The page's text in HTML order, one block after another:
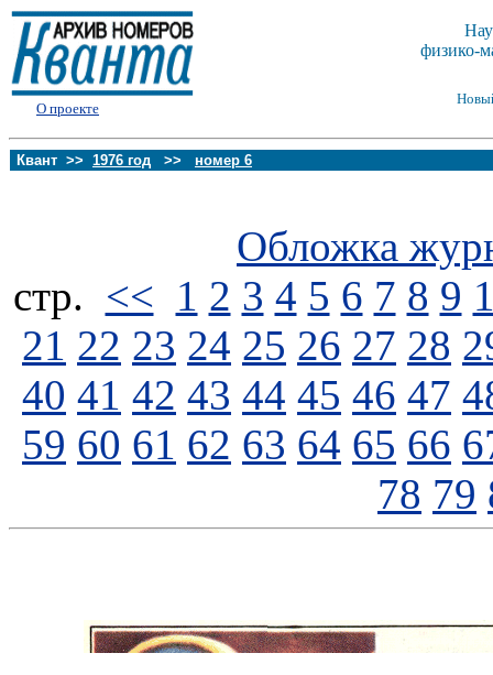
О проекте
физико-
Квант >> 1976 год >> номер 6
Обложка
стp. << 1 2 3 4 5 6 7 8 9
21 22 23 24 25 26 27 28
40 41 42 43 44 45 46 47
59 60 61 62 63 64 65 66
78 79